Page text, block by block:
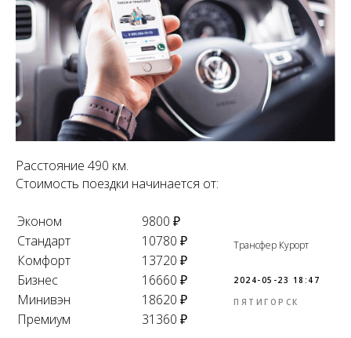
Расстояние 490 км.
Стоимость поездки начинается от:
Эконом
9800 ₽
Стандарт
10780 ₽
Комфорт
13720 ₽
Бизнес
16660 ₽
Минивэн
18620 ₽
Премиум
31360 ₽
Трансфер Курорт
2024-05-23 18:47
ПЯТИГОРСК